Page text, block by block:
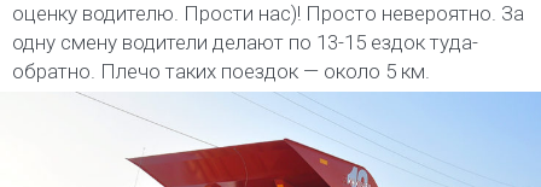
оценку водителю. Прости нас)! Просто невероятно. За
одну смену водители делают по 13-15 ездок туда-
обратно. Плечо таких поездок — около 5 км.